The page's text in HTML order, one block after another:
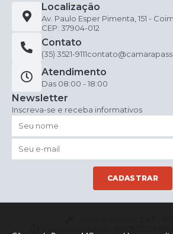
Localização
Av. Paulo Esper Pimenta, 151 -
CEP: 37904-012
Contato
(35) 3521-9111
Atendimento
Das 08:00 - 18:00
Newsletter
Inscreva-se e receba informativos
CADASTRAR